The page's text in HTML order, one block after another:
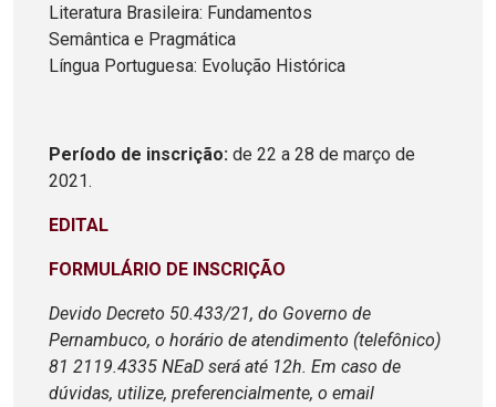
Literatura Brasileira: Fundamentos
Semântica e Pragmática
Língua Portuguesa: Evolução Histórica
Período de inscrição: de 22 a 28 de março de
2021.
EDITAL
FORMULÁRIO DE INSCRIÇÃO
Devido Decreto 50.433/21, do Governo de
Pernambuco, o horário de atendimento (telefônico)
81 2119.4335 NEaD será até 12h. Em caso de
dúvidas, utilize, preferencialmente, o email